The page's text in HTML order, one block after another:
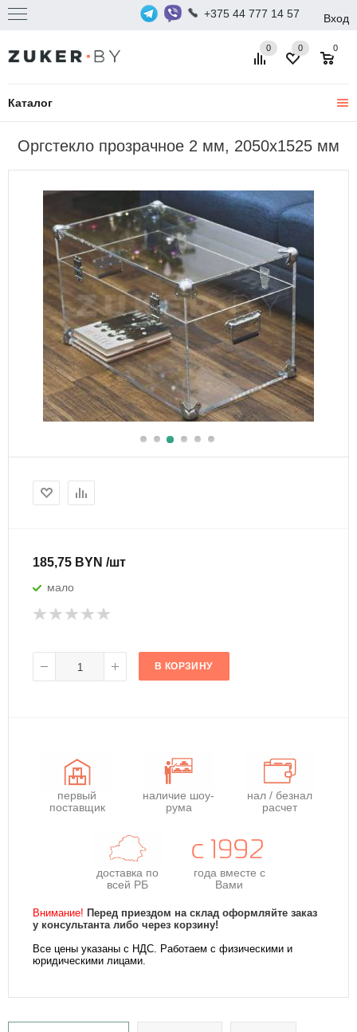
+375 44 777 14 57 Вход
Каталог
0 0
0
Оргстекло прозрачное 2 мм, 2050х1525 мм
185,75 BYN /шт
мало
В КОРЗИНУ
первый
поставщик
наличие шоу-
рума
нал / безнал
расчет
доставка по
всей РБ
года вместе с
Вами
Внимание! Перед приездом на склад оформляйте заказ
у консультанта либо через корзину!
Все цены указаны с НДС. Работаем с физическими и
юридическими лицами.